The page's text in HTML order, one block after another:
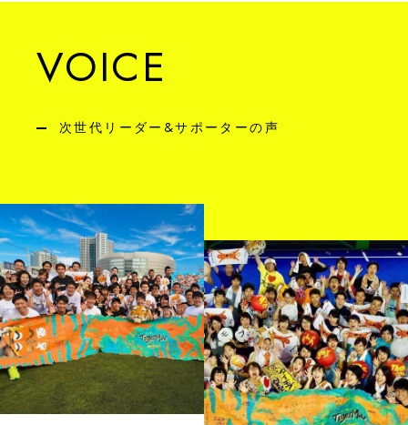
VOICE
次世代リーダー&サポーターの声